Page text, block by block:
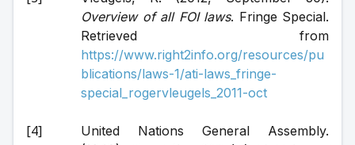
Overview of all FOI laws. Fringe Special.
https://www.right2info.org/resources/pu
blications/laws-1/ati-laws_fringe-
special_rogervleugels_2011-oct
United Nations General Assembly.